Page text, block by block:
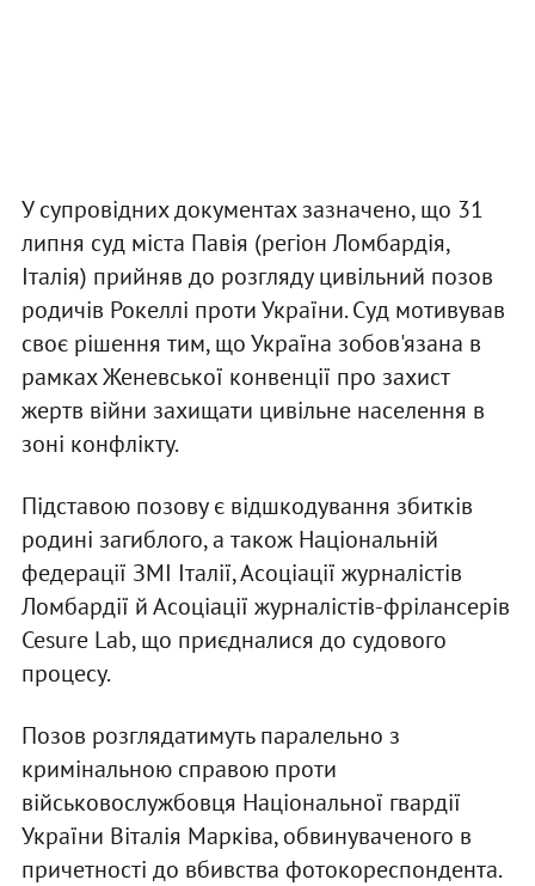
У супровідних документах зазначено, що 31
липня суд міста Павія (регіон Ломбардія,
Італія) прийняв до розгляду цивільний позов
родичів Рокеллі проти України. Суд мотивував
своє рішення тим, що Україна зобов'язана в
рамках Женевської конвенції про захист
жертв війни захищати цивільне населення в
зоні конфлікту.
Підставою позову є відшкодування збитків
родині загиблого, а також Національній
федерації ЗМІ Італії, Асоціації журналістів
Ломбардії й Асоціації журналістів-фрілансерів
Cesure Lab, що приєдналися до судового
процесу.
Позов розглядатимуть паралельно з
кримінальною справою проти
військовослужбовця Національної гвардії
України Віталія Марківа, обвинуваченого в
причетності до вбивства фотокореспондента.